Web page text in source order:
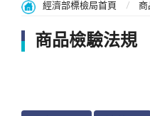
經濟部標檢局首頁 商
商品檢驗法規